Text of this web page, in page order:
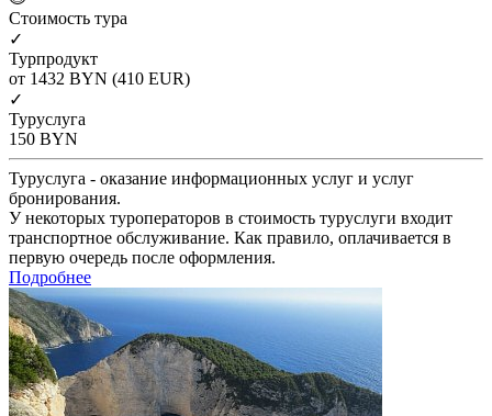
Cтоимость тура
✓
Турпродукт
от 1432 BYN (410 EUR)
✓
Туруслуга
150 BYN
Туруслуга - оказание информационных услуг и услуг
бронирования.
У некоторых туроператоров в стоимость туруслуги входит
транспортное обслуживание. Как правило, оплачивается в
первую очередь после оформления.
Подробнее